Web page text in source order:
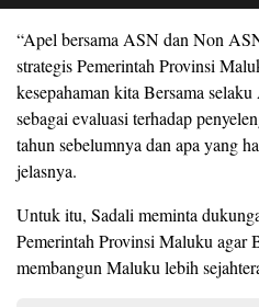
“Apel bersama ASN dan Non
strategis Pemerintah Provinsi
kesepahaman kita Bersama
sebagai evaluasi terhadap
tahun sebelumnya dan apa yang
jelasnya.
Untuk itu, Sadali meminta
Pemerintah Provinsi Maluku agar
membangun Maluku lebih